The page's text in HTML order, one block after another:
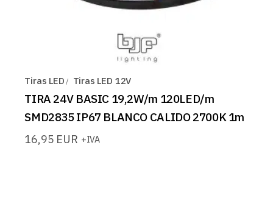
Tiras LED Tiras LED 12V
TIRA 24V BASIC 19,2W/m 120LED/m
SMD2835 IP67 BLANCO CALIDO 2700K 1m
16,95 EUR +IVA